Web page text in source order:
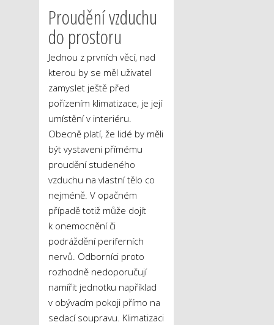
Proudění vzduchu
do prostoru
Jednou z prvních věcí, nad
kterou by se měl uživatel
zamyslet ještě před
pořízením klimatizace, je její
umístění v interiéru.
Obecně platí, že lidé by měli
být vystaveni přímému
proudění studeného
vzduchu na vlastní tělo co
nejméně. V opačném
případě totiž může dojít
k onemocnění či
podráždění periferních
nervů. Odborníci proto
rozhodně nedoporučují
namířit jednotku například
v obývacím pokoji přímo na
sedací soupravu. Klimatizaci